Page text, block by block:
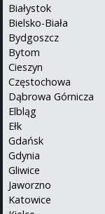
Białystok
Bielsko-Biała
Bydgoszcz
Bytom
Cieszyn
Częstochowa
Dąbrowa Górnicza
Elbląg
Ełk
Gdańsk
Gdynia
Gliwice
Jaworzno
Katowice